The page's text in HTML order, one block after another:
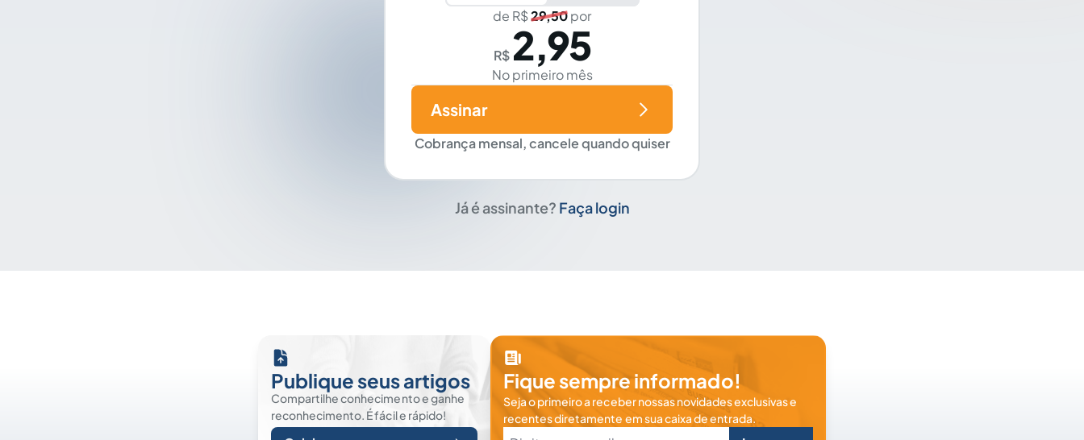
de R$29,50por
R$ 2,95
No primeiro mês
Cobrança mensal, cancele quando quiser
Assinar
Já é assinante? Faça login
Publique seus artigos
Compartilhe conhecimento e ganhe
reconhecimento. É fácil e rápido!
Fique sempre informado!
Seja o primeiro a receber nossas novidades exclusivas e
recentes diretamente em sua caixa de entrada.